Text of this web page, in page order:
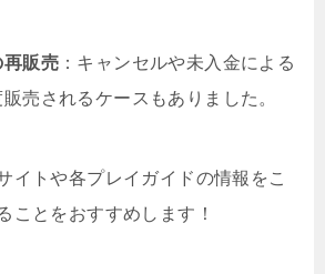
再販売 ： キャンセルや未入金による
売されるケースもありました。
イトや各プレイガイドの情報をこ
ことをおすすめします！